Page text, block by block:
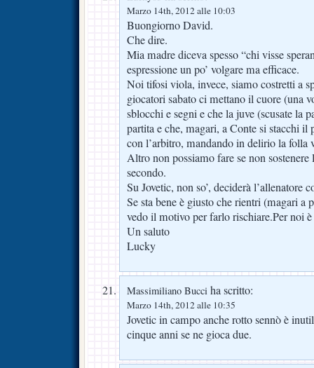
Marzo 14th, 2012 alle 10:03
Buongiorno David.
Che dire.
Mia madre diceva spesso “chi visse
espressione un po’ volgare ma efficace.
Noi tifosi viola, invece, siamo costretti a
giocatori sabato ci mettano il cuore (una
sblocchi e segni e che la juve (scusate la
partita e che, magari, a Conte si stacchi il
con l’arbitro, mandando in delirio la folla
Altro non possiamo fare se non
secondo.
Su Jovetic, non so’, deciderà l’allenatore
Se sta bene è giusto che rientri (magari a
vedo il motivo per farlo rischiare.Per noi
Un saluto
Lucky
Massimiliano Bucci ha scritto:
Marzo 14th, 2012 alle 10:35
Jovetic in campo anche rotto sennò è
cinque anni se ne gioca due.